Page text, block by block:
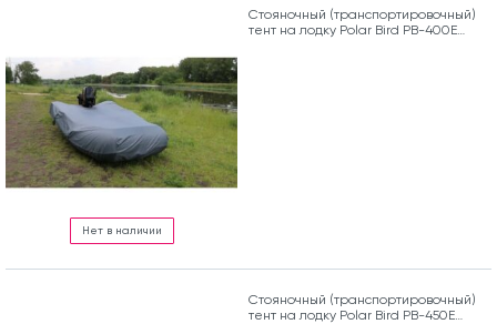
Нет в наличии
Стояночный (транспортировочный)
тент на лодку Polar Bird PB-400Е
Стояночный (транспортировочный)
тент на лодку Polar Bird PB-450Е